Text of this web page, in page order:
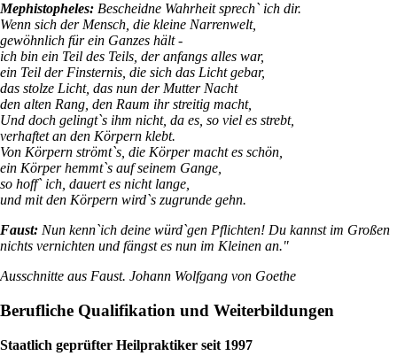
Mephistopheles: Bescheidne Wahrheit sprech` ich dir.
Wenn sich der Mensch, die kleine Narrenwelt,
gewöhnlich für ein Ganzes hält -
ich bin ein Teil des Teils, der anfangs alles war,
ein Teil der Finsternis, die sich das Licht gebar,
das stolze Licht, das nun der Mutter Nacht
den alten Rang, den Raum ihr streitig macht,
Und doch gelingt`s ihm nicht, da es, so viel es strebt,
verhaftet an den Körpern klebt.
Von Körpern strömt`s, die Körper macht es schön,
ein Körper hemmt`s auf seinem Gange,
so hoff` ich, dauert es nicht lange,
und mit den Körpern wird`s zugrunde gehn.
Faust: Nun kenn`ich deine würd`gen Pflichten! Du kannst im Großen
nichts vernichten und fängst es nun im Kleinen an."
Ausschnitte aus Faust. Johann Wolfgang von Goethe
Berufliche Qualifikation und Weiterbildungen
Staatlich geprüfter Heilpraktiker seit 1997